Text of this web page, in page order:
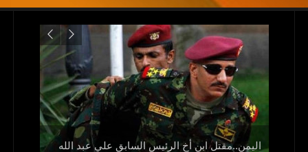
اليمن..مقتل ابن أخ الرئيس السابق علي عبد الله